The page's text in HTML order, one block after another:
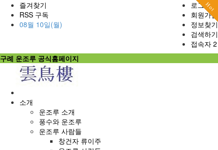
즐겨찾기
RSS 구독
08월 10일(월)
로그인
회원가입
정보찾기
검색하기
접속자 2
구례 운조루 공식홈페이지
으
소개
운조루 소개
풍수와 운조루
운조루 사람들
창건자 류이주
Hot
Hot
Hot
Hot
Hot
Now
Hot
Hot